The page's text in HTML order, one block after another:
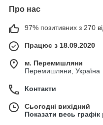
Про нас
97% позитивних з 270
Працює з 18.09.2020
м. Перемишляни
Перемишляни, Україна
Контакти
Сьогодні вихідний
Показати весь графік